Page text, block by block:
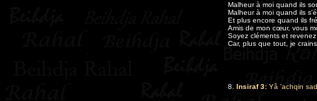
Malheur à moi quand ils
Malheur à moi quand ils
Et plus encore quand ils
Amis de mon cœur, vous
Soyez cléments et
Car, plus que tout, je
8. Insiraf 3: Yâ 'achqin